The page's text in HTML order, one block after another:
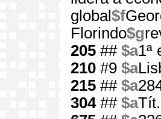
global$f
Florindo$g
205 ## $a1ª
210 #9 $a
215 ## $a
304## $a